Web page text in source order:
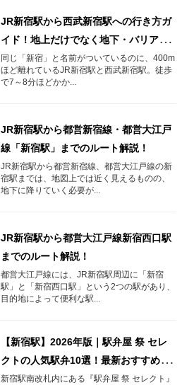
JR新宿駅から西武新宿駅への行き方ガ
イド！地上だけでなく地下・バリアフ
リールートもご紹介
同じ「新宿」と名前がついているのに、400m
ほど離れているJR新宿駅と西武新宿駅。徒歩
で7～8分ほどかか...
JR新宿駅から都営新宿線・都営大江戸
線「新宿駅」までのルート解説！
JR新宿駅から都営新宿線、都営大江戸線の新
宿駅までは、地図上では近く見えるものの、
地下に降りていく必要が...
JR新宿駅から都営大江戸線新宿西口駅
までのルート解説！
都営大江戸線には、JR新宿駅周辺に「新宿
駅」と「新宿西口駅」という2つの駅があり、
目的地によって便利な駅...
【新宿駅】2026年版｜駅弁屋 祭 セレ
クトの人気駅弁10選！最新おすすめ＆
予約情報まとめ
新宿駅南改札内にある『駅弁屋 祭 セレクト』